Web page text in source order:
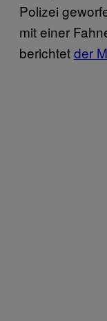
Polizei
mit einer
berichtetder